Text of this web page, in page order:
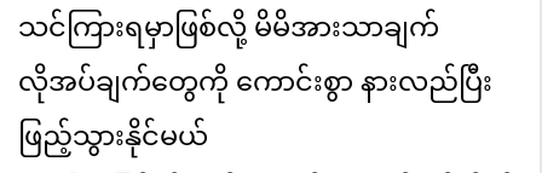
သင်ကြားရမှာဖြစ်လို့ မိမိအားသာချက်
လိုအပ်ချက်တွေကို ကောင်းစွာ နားလည်ပြီး
ဖြည့်သွားနိုင်မယ်